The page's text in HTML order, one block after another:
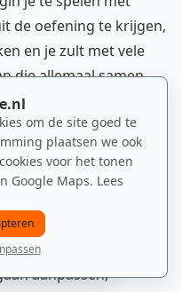
om de site goed te
plaatsen we ook
voor het tonen
Google Maps. Lees
de oefening te krijgen,
en je zult met vele
die allemaal samen
de speler. Om dit
een moderne
dien je
werken
(recovery,
de shuttle komen,
situaties en
aanpassen,
zomer